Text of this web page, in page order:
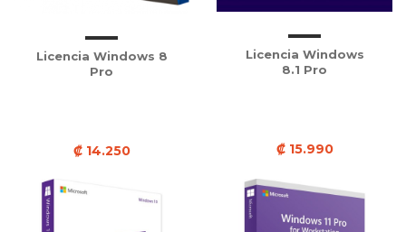
Licencia Windows 8
Pro
₡ 14.250
Licencia Windows
8.1 Pro
₡ 15.990